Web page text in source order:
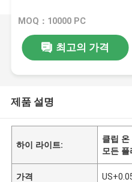
MOQ：10000 PC
최고의 가격
제품 설명
하이 라이트:
클립
모든
가격